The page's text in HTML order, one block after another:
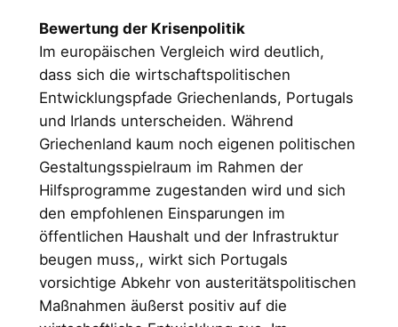
Bewertung der Krisenpolitik
Im europäischen Vergleich wird deutlich,
dass sich die wirtschaftspolitischen
Entwicklungspfade Griechenlands, Portugals
und Irlands unterscheiden. Während
Griechenland kaum noch eigenen politischen
Gestaltungsspielraum im Rahmen der
Hilfsprogramme zugestanden wird und sich
den empfohlenen Einsparungen im
öffentlichen Haushalt und der Infrastruktur
beugen muss,, wirkt sich Portugals
vorsichtige Abkehr von austeritätspolitischen
Maßnahmen äußerst positiv auf die